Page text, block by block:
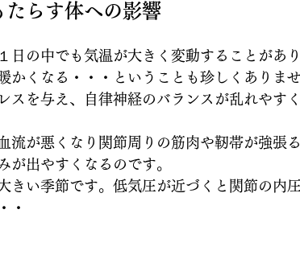
らす体への影響
日の中でも気温が大きく変動することがあ
かくなる・・・ということも珍しくありませ
スを与え、自律神経のバランスが乱れやす
流が悪くなり関節周りの筋肉や靭帯が強張
が出やすくなるのです。
きい季節です。低気圧が近づくと関節の内
・